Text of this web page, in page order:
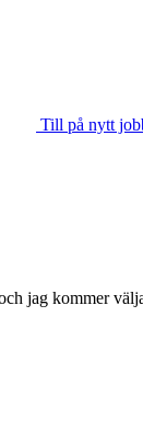
Till på nytt
jag kommer